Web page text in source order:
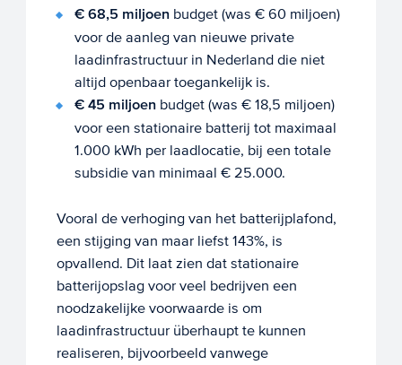
€ 68,5 miljoen budget (was € 60 miljoen)
voor de aanleg van nieuwe private
laadinfrastructuur in Nederland die niet
altijd openbaar toegankelijk is.
€ 45 miljoen budget (was € 18,5 miljoen)
voor een stationaire batterij tot maximaal
1.000 kWh per laadlocatie, bij een totale
subsidie van minimaal € 25.000.
Vooral de verhoging van het batterijplafond,
een stijging van maar liefst 143%, is
opvallend. Dit laat zien dat stationaire
batterijopslag voor veel bedrijven een
noodzakelijke voorwaarde is om
laadinfrastructuur überhaupt te kunnen
realiseren, bijvoorbeeld vanwege